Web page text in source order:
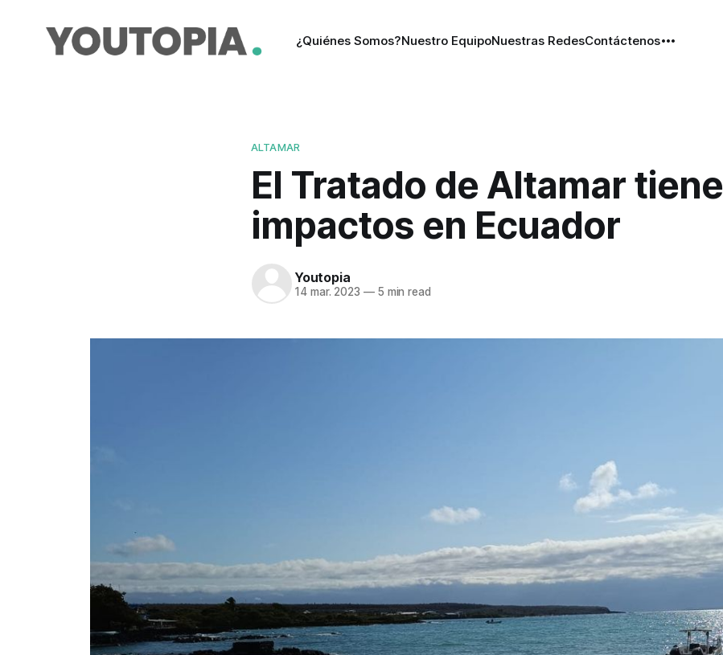
¿Quiénes Somos?Nuestro EquipoNuestras RedesContáctenos
ALTAMAR
El Tratado de Altamar tiene
impactos en Ecuador
Youtopia
14 mar. 2023 —5 min read